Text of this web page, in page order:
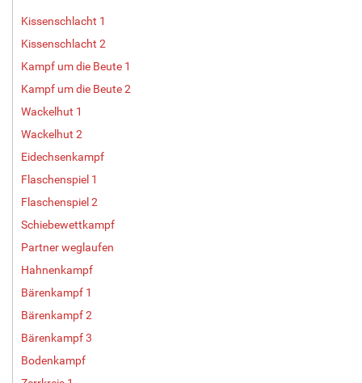
Kissenschlacht 1
Kissenschlacht 2
Kampf um die Beute 1
Kampf um die Beute 2
Wackelhut 1
Wackelhut 2
Eidechsenkampf
Flaschenspiel 1
Flaschenspiel 2
Schiebewettkampf
Partner weglaufen
Hahnenkampf
Bärenkampf 1
Bärenkampf 2
Bärenkampf 3
Bodenkampf